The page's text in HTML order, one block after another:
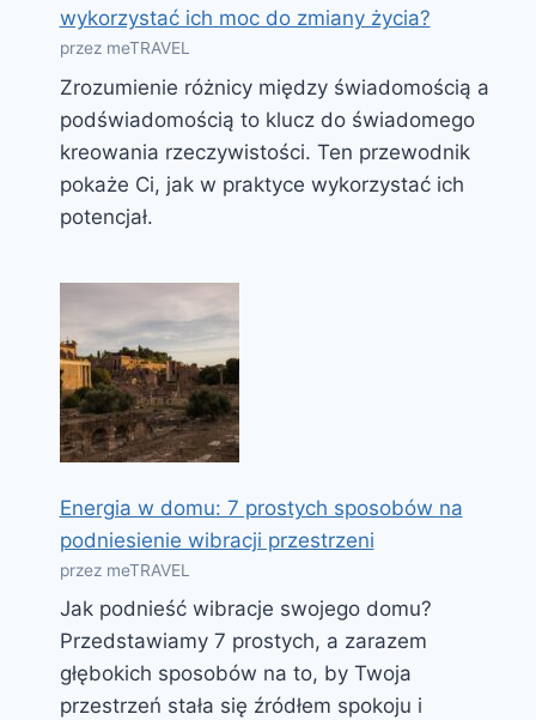
wykorzystać ich moc do zmiany życia?
przez meTRAVEL
Zrozumienie różnicy między świadomością a
podświadomością to klucz do świadomego
kreowania rzeczywistości. Ten przewodnik
pokaże Ci, jak w praktyce wykorzystać ich
potencjał.
Energia w domu: 7 prostych sposobów na
podniesienie wibracji przestrzeni
przez meTRAVEL
Jak podnieść wibracje swojego domu?
Przedstawiamy 7 prostych, a zarazem
głębokich sposobów na to, by Twoja
przestrzeń stała się źródłem spokoju i